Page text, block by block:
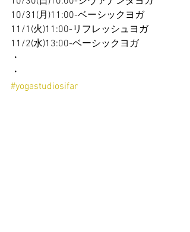
10/31(月)11:00-ベーシックヨガ
11/1(火)11:00-リフレッシュヨガ
11/2(水)13:00-ベーシックヨガ
・
・
#yogastudiosifar